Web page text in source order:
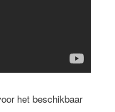
het beschikbaar